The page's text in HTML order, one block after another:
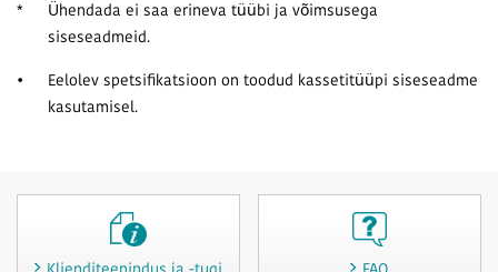
*
Ühendada ei saa erineva tüübi ja võimsusega
siseseadmeid.
•
Eelolev spetsifikatsioon on toodud kassetitüüpi siseseadme
kasutamisel.